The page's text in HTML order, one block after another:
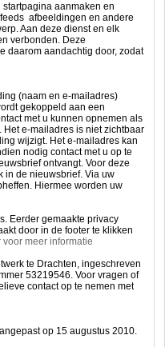
aanmaken en
afbeeldingen en andere
Aan deze dienst en elk
verbonden. Deze
daarom aandachtig door, zodat
(naam en e-mailadres)
gekoppeld aan een
met u kunnen opnemen als
e-mailadres is niet zichtbaar
wijzigt. Het e-mailadres kan
nodig contact met u op te
ontvangt. Voor deze
in de nieuwsbrief. Via uw
Hiermee worden uw
Eerder gemaakte privacy
door in de footer te klikken
voor meer informatie
te Drachten, ingeschreven
53219546. Voor vragen of
contact op te nemen met
op 15 augustus 2010.